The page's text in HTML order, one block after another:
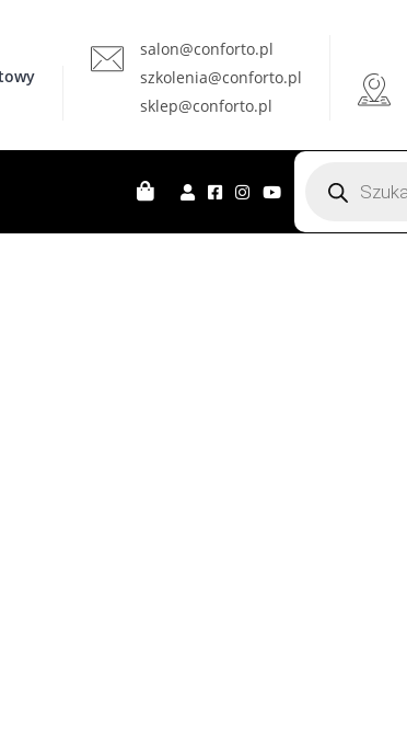
salon@conforto.pl
szkolenia@conforto.pl
sklep@conforto.pl
produktów